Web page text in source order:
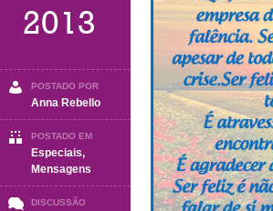
2013
POSTADO POR
Anna Rebello
POSTADO EM
Especiais,
Mensagens
DISCUSSÃO